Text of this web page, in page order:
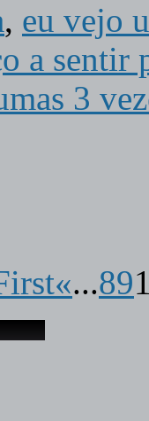
, eu vejo
a sentir
3
«...89